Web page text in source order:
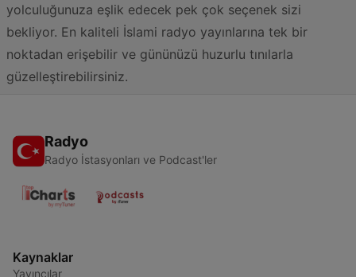
yolculuğunuza eşlik edecek pek çok seçenek sizi
bekliyor. En kaliteli İslami radyo yayınlarına tek bir
noktadan erişebilir ve gününüzü huzurlu tınılarla
güzelleştirebilirsiniz.
Radyo
Radyo İstasyonları ve Podcast'ler
Kaynaklar
Yayıncılar